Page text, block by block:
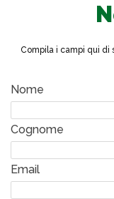
Compila i campi qui di
Nome
Cognome
Email